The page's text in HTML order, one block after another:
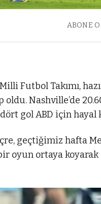
ABONE
Futbol Takımı,
oldu. Nashville’de
gol ABD için hayal
geçtiğimiz hafta
oyun ortaya